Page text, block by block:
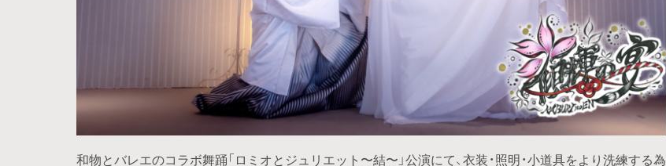
和物とバレエのコラボ舞踊「ロミオとジュリエット〜結〜」公演にて、衣装・照明・小道具をより洗練する為